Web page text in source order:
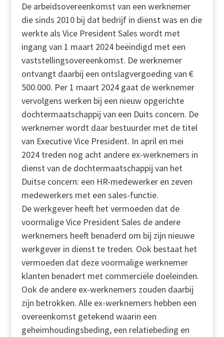
De arbeidsovereenkomst van een werknemer
die sinds 2010 bij dat bedrijf in dienst was en die
werkte als Vice President Sales wordt met
ingang van 1 maart 2024 beëindigd met een
vaststellingsovereenkomst. De werknemer
ontvangt daarbij een ontslagvergoeding van €
500.000. Per 1 maart 2024 gaat de werknemer
vervolgens werken bij een nieuw opgerichte
dochtermaatschappij van een Duits concern. De
werknemer wordt daar bestuurder met de titel
van Executive Vice President. In april en mei
2024 treden nog acht andere ex-werknemers in
dienst van de dochtermaatschappij van het
Duitse concern: een HR-medewerker en zeven
medewerkers met een sales-functie.
De werkgever heeft het vermoeden dat de
voormalige Vice President Sales de andere
werknemers heeft benaderd om bij zijn nieuwe
werkgever in dienst te treden. Ook bestaat het
vermoeden dat deze voormalige werknemer
klanten benadert met commerciële doeleinden.
Ook de andere ex-werknemers zouden daarbij
zijn betrokken. Alle ex-werknemers hebben een
overeenkomst getekend waarin een
geheimhoudingsbeding, een relatiebeding en